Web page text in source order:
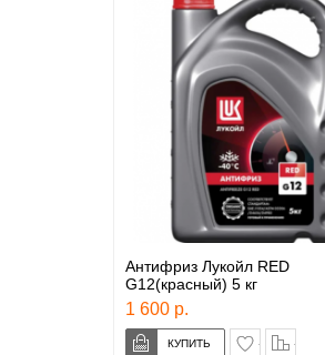
Антифриз Лукойл RED
G12(красный) 5 кг
1 600 р.
в закладки